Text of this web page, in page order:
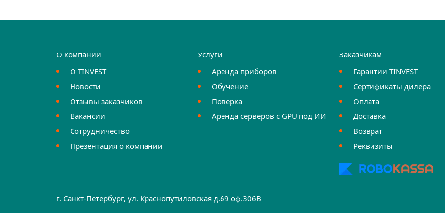
О компании
О TINVEST
Новости
Отзывы заказчиков
Вакансии
Сотрудничество
Презентация о компании
Услуги
Аренда приборов
Обучение
Поверка
Аренда серверов с GPU под ИИ
Заказчикам
Гарантии TINVEST
Сертификаты дилера
Оплата
Доставка
Возврат
Реквизиты
г. Санкт-Петербург, ул. Краснопутиловская д.69 оф.306B